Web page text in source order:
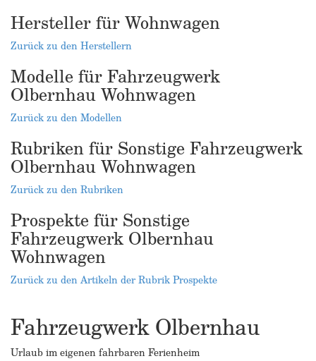
Hersteller für Wohnwagen
Zurück zu den Herstellern
Modelle für Fahrzeugwerk
Olbernhau Wohnwagen
Zurück zu den Modellen
Rubriken für Sonstige Fahrzeugwerk
Olbernhau Wohnwagen
Zurück zu den Rubriken
Prospekte für Sonstige
Fahrzeugwerk Olbernhau
Wohnwagen
Zurück zu den Artikeln der Rubrik Prospekte
Fahrzeugwerk Olbernhau
Urlaub im eigenen fahrbaren Ferienheim